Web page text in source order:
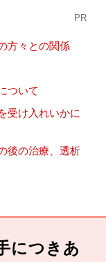
PR
方々との関係
ついて
受け入れいかに
後の治療、透析
につきあ